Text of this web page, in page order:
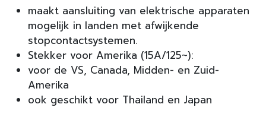
maakt aansluiting van elektrische apparaten
mogelijk in landen met afwijkende
stopcontactsystemen.
Stekker voor Amerika (15A/125~):
voor de VS, Canada, Midden- en Zuid-
Amerika
ook geschikt voor Thailand en Japan